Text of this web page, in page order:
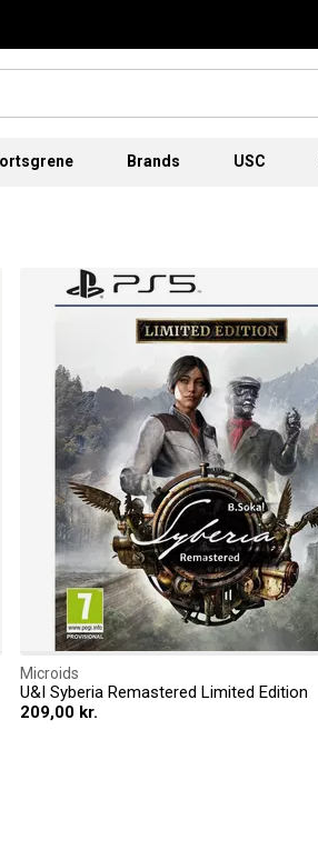
Brands USC
Microids
U&I Syberia Remastered Limited Edition
209,00 kr.